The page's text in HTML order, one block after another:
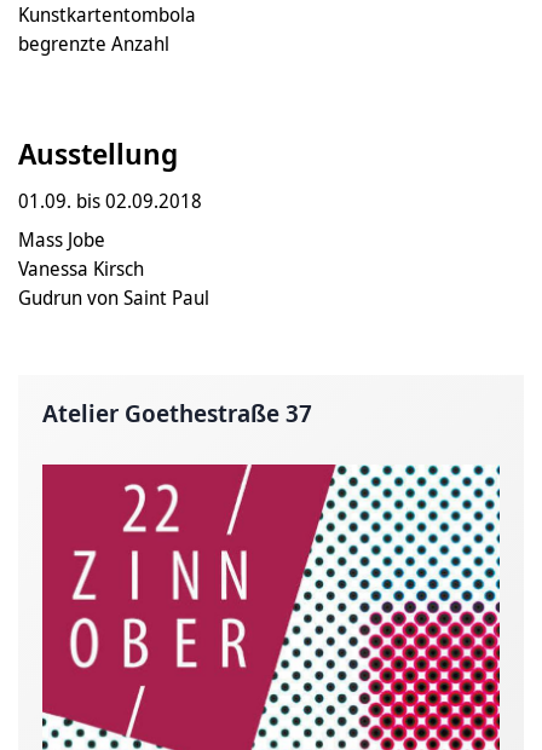
Kunstkartentombola
begrenzte Anzahl
Ausstellung
01.09. bis 02.09.2018
Mass Jobe
Vanessa Kirsch
Gudrun von Saint Paul
Atelier Goethestraße 37